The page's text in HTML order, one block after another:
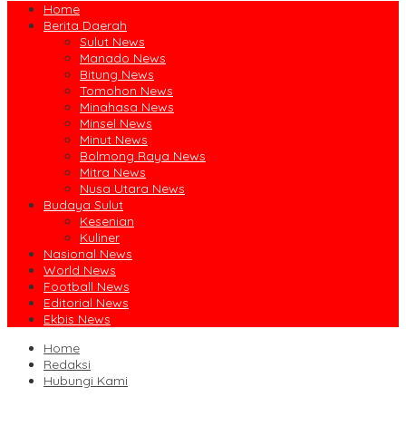
Home
Berita Daerah
Sulut News
Manado News
Bitung News
Tomohon News
Minahasa News
Minsel News
Minut News
Bolmong Raya News
Mitra News
Nusa Utara News
Budaya Sulut
Kesenian
Kuliner
Nasional News
World News
Football News
Editorial News
Ekbis News
Home
Redaksi
Hubungi Kami